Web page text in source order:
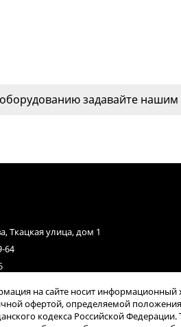
задавайте
Ткацкая улица, дом 1
64
17:00
на сайте носит информационный
офертой, определяемой
кодекса Российской Федерации.